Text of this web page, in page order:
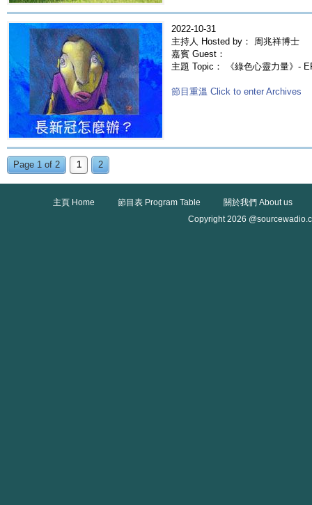
2022-10-31
主持人 Hosted by： 周兆祥博士
嘉賓 Guest：
主題 Topic： 《綠色心靈力量》-
節目重溫 Click to enter Archives
Page 1 of 2 1 2
主頁 Home 節目表 Program Table
關於我們 About us
Copyright 2026